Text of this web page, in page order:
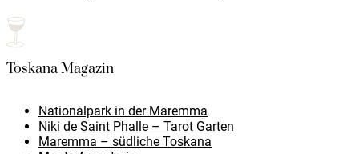
Toskana Magazin
Nationalpark in der Maremma
Niki de Saint Phalle – Tarot Garten
Maremma – südliche Toskana